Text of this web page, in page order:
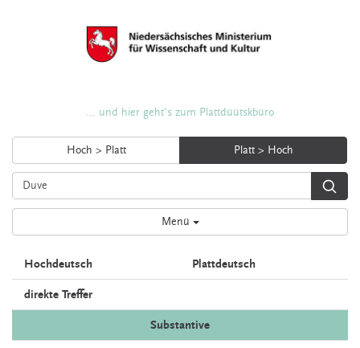
... und hier geht's zum Plattdüütskbüro
Hoch > Platt Platt > Hoch
Menü
Hochdeutsch Plattdeutsch
direkte Treffer
Substantive